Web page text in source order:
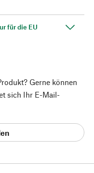
für die EU
Gerne können
sich Ihr E-Mail-